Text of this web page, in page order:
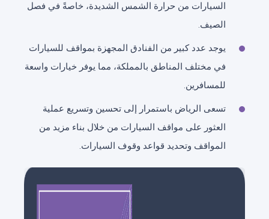
السيارات من حرارة الشمس الشديدة، خاصةً في فصل
الصيف.
يوجد عدد كبير من الفنادق المجهزة بمواقف للسيارات
في مختلف المناطق بالمملكة، مما يوفر خيارات واسعة
للمسافرين.
تسعى الرياض باستمرار إلى تحسين وتسريع عملية
العثور على مواقف السيارات من خلال بناء مزيد من
المواقف وتحديد قواعد وقوف السيارات.